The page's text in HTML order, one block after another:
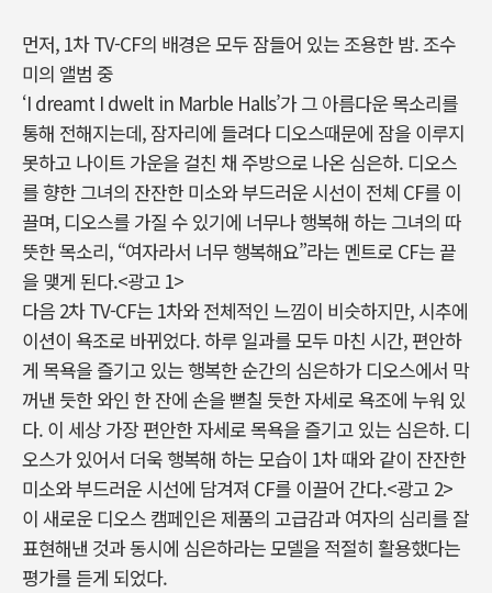
먼저, 1차 TV-CF의 배경은 모두 잠들어 있는 조용한 밤. 조수
미의 앨범 중
‘I dreamt I dwelt in Marble Halls’가 그 아름다운 목소리를
통해 전해지는데, 잠자리에 들려다 디오스때문에 잠을 이루지
못하고 나이트 가운을 걸친 채 주방으로 나온 심은하. 디오스
를 향한 그녀의 잔잔한 미소와 부드러운 시선이 전체 CF를 이
끌며, 디오스를 가질 수 있기에 너무나 행복해 하는 그녀의 따
뜻한 목소리, “여자라서 너무 행복해요”라는 멘트로 CF는 끝
을 맺게 된다.<광고 1>
다음 2차 TV-CF는 1차와 전체적인 느낌이 비슷하지만, 시추에
이션이 욕조로 바뀌었다. 하루 일과를 모두 마친 시간, 편안하
게 목욕을 즐기고 있는 행복한 순간의 심은하가 디오스에서 막
꺼낸 듯한 와인 한 잔에 손을 뻗칠 듯한 자세로 욕조에 누워 있
다. 이 세상 가장 편안한 자세로 목욕을 즐기고 있는 심은하. 디
오스가 있어서 더욱 행복해 하는 모습이 1차 때와 같이 잔잔한
미소와 부드러운 시선에 담겨져 CF를 이끌어 간다.<광고 2>
이 새로운 디오스 캠페인은 제품의 고급감과 여자의 심리를 잘
표현해낸 것과 동시에 심은하라는 모델을 적절히 활용했다는
평가를 듣게 되었다.